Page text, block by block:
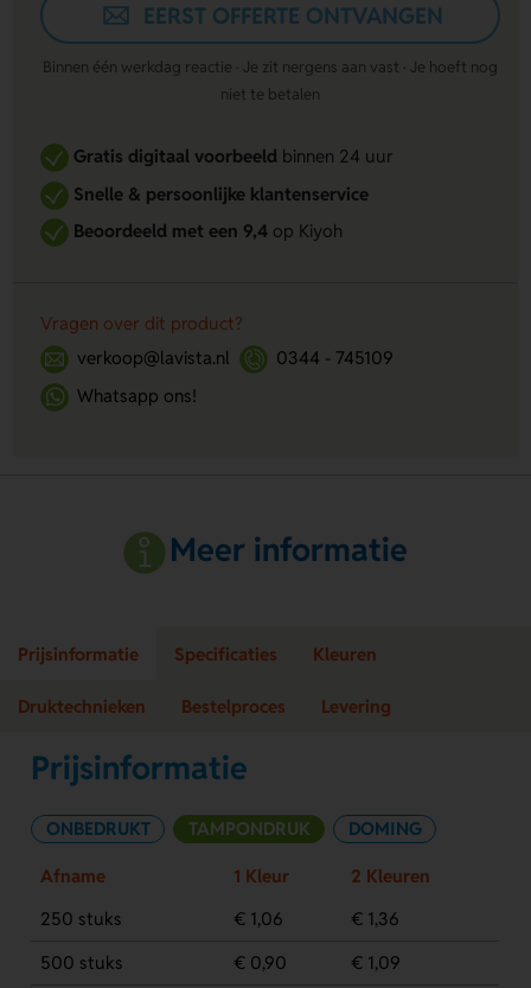
EERST OFFERTE ONTVANGEN
Binnen één werkdag reactie · Je zit nergens aan vast · Je hoeft nog
niet te betalen
Gratis digitaal voorbeeldbinnen 24 uur
Snelle & persoonlijke klantenservice
Beoordeeld met een 9,4op Kiyoh
Vragen over dit product?
verkoop@lavista.nl
0344 - 745109
Whatsapp ons!
Meer informatie
Prijsinformatie Specificaties Kleuren
Druktechnieken Bestelproces Levering
Prijsinformatie
ONBEDRUKT TAMPONDRUK DOMING
Afname 1 Kleur
2 Kleuren
250 stuks
€ 1,06
€ 1,36
500 stuks
€ 0,90 € 1,09